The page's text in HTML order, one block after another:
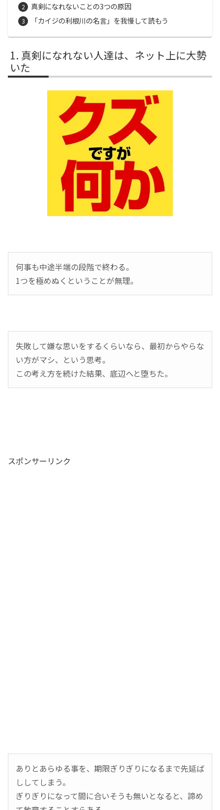
真剣になれないことの3つの原因
「カイジの利根川の名言」を我慢して読もう
真剣になれない人達は、ネット上に大勢
いた
何事も中途半端の段階で終わる。
1つを極めぬくということが無理。
失敗して嫌な思いをするくらいなら、最初からやらな
い方がマシ、という思考。
この考え方を続けた結果、底辺へと堕ちた。
スポンサーリンク
ありとあらゆる事を、期限ぎりぎりになるまで先延ば
ししてしまう。
ぎりぎりになって間に合いそうも無いとなると、諦め